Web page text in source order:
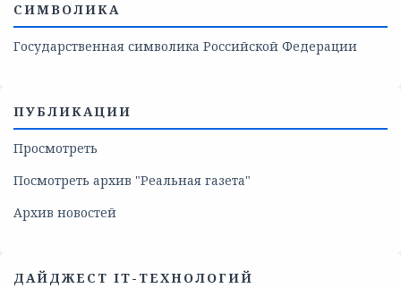
СИМВОЛИКА
Государственная символика Российской Федерации
ПУБЛИКАЦИИ
Просмотреть
Посмотреть архив "Реальная газета"
Архив новостей
ДАЙДЖЕСТ IT-ТЕХНОЛОГИЙ